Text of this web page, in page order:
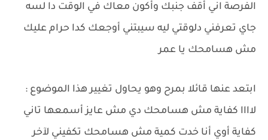
الفرصة اني أقف جنبك وأكون معاك في الوقت دا لسه
جاي تعرفني دلوقتي ليه سيبتني أوجعك كدا حرام عليك
مش هسامحك يا عمر
ابتعد عنها قائلا بمرح وهو يحاول تغيير هذا الموضوع :
لاااا كفاية مش هسامحك دي مش عايز أسمعها تاني
كفاية أوي أنا خدت كمية مش هسامحك تكفيني لآخر